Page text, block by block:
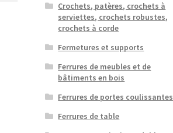
Crochets, patères, crochets à
serviettes, crochets robustes,
crochets à corde
Fermetures et supports
Ferrures de meubles et de
bâtiments en bois
Ferrures de portes coulissantes
Ferrures de table